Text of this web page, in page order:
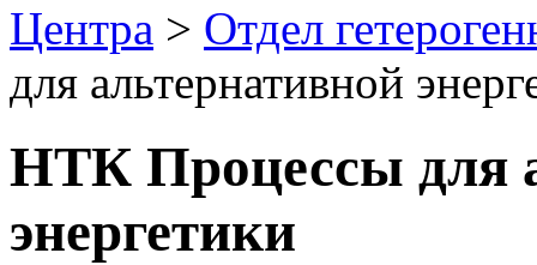
Центра > Отдел
для альтернативной
НТК Процессы для
энергетики